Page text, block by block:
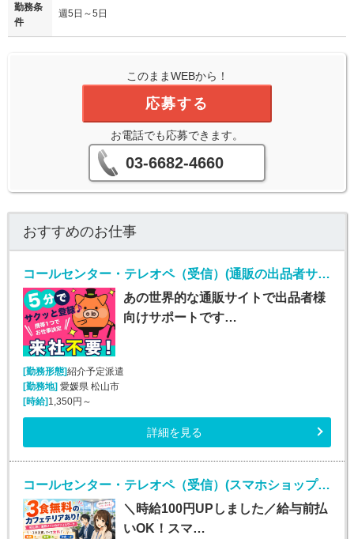
勤務条
件
週5日～5日
このままWEBから！
応募する
お電話でも応募できます。
03-6682-4660
おすすめのお仕事
コールセンター・テレオペ（受信）(通販の出品者サポート（メール・チャット・電話）)
あの世界的な通販サイトで出品者様
向けサポートです…
[勤務形態]紹介予定派遣
[勤務地]愛媛県 松山市
[時給]1,350円～
詳細を見る
コールセンター・テレオペ（受信）(スマホショップスタッフの電話サポート)
＼時給100円UPしました／給与前払
いOK！スマ…